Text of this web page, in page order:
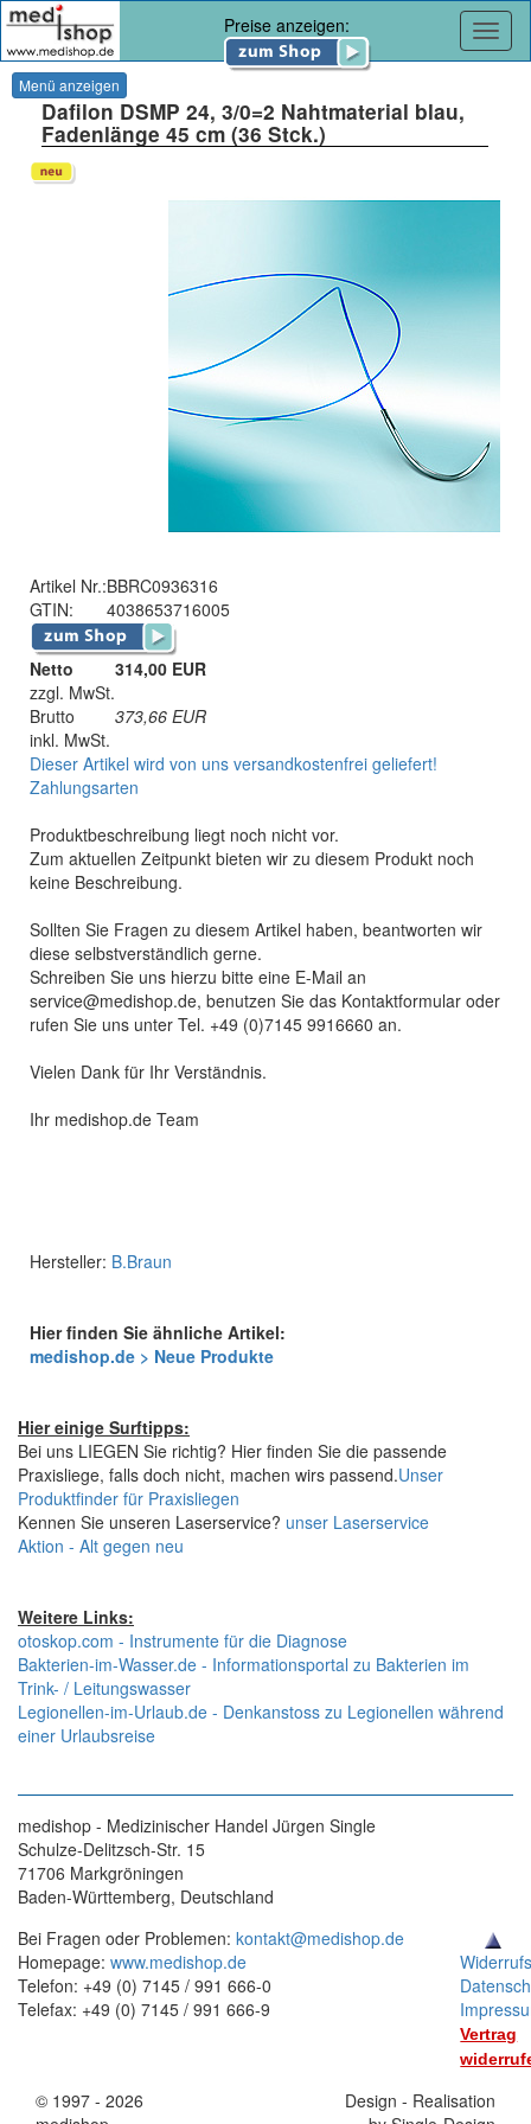
Preise anzeigen:
Menü anzeigen
Dafilon DSMP 24, 3/0=2 Nahtmaterial blau,
Fadenlänge 45 cm (36 Stck.)
Artikel Nr.:BBRC0936316
GTIN:
4038653716005
Netto
314,00 EUR
zzgl. MwSt.
Brutto
373,66 EUR
inkl. MwSt.
Dieser Artikel wird von uns versandkostenfrei geliefert!
Zahlungsarten
Produktbeschreibung liegt noch nicht vor.
Zum aktuellen Zeitpunkt bieten wir zu diesem Produkt noch
keine Beschreibung.
Sollten Sie Fragen zu diesem Artikel haben, beantworten wir
diese selbstverständlich gerne.
Schreiben Sie uns hierzu bitte eine E-Mail an
service@medishop.de, benutzen Sie das Kontaktformular oder
rufen Sie uns unter Tel. +49 (0)7145 9916660 an.
Vielen Dank für Ihr Verständnis.
Ihr medishop.de Team
Hersteller: B.Braun
Hier finden Sie ähnliche Artikel:
medishop.de > Neue Produkte
Hier einige Surftipps:
Bei uns LIEGEN Sie richtig? Hier finden Sie die passende
Praxisliege, falls doch nicht, machen wirs passend.Unser
Produktfinder für Praxisliegen
Kennen Sie unseren Laserservice? unser Laserservice
Aktion - Alt gegen neu
Weitere Links:
otoskop.com - Instrumente für die Diagnose
Bakterien-im-Wasser.de - Informationsportal zu Bakterien im
Trink- / Leitungswasser
Legionellen-im-Urlaub.de - Denkanstoss zu Legionellen während
einer Urlaubsreise
medishop - Medizinischer Handel Jürgen Single
Schulze-Delitzsch-Str. 15
71706 Markgröningen
Baden-Württemberg, Deutschland
Bei Fragen oder Problemen: kontakt@medishop.de
Homepage: www.medishop.de
Telefon: +49 (0) 7145 / 991 666-0
Telefax: +49 (0) 7145 / 991 666-9
Vertrag
© 1997 - 2026
Design - Realisation